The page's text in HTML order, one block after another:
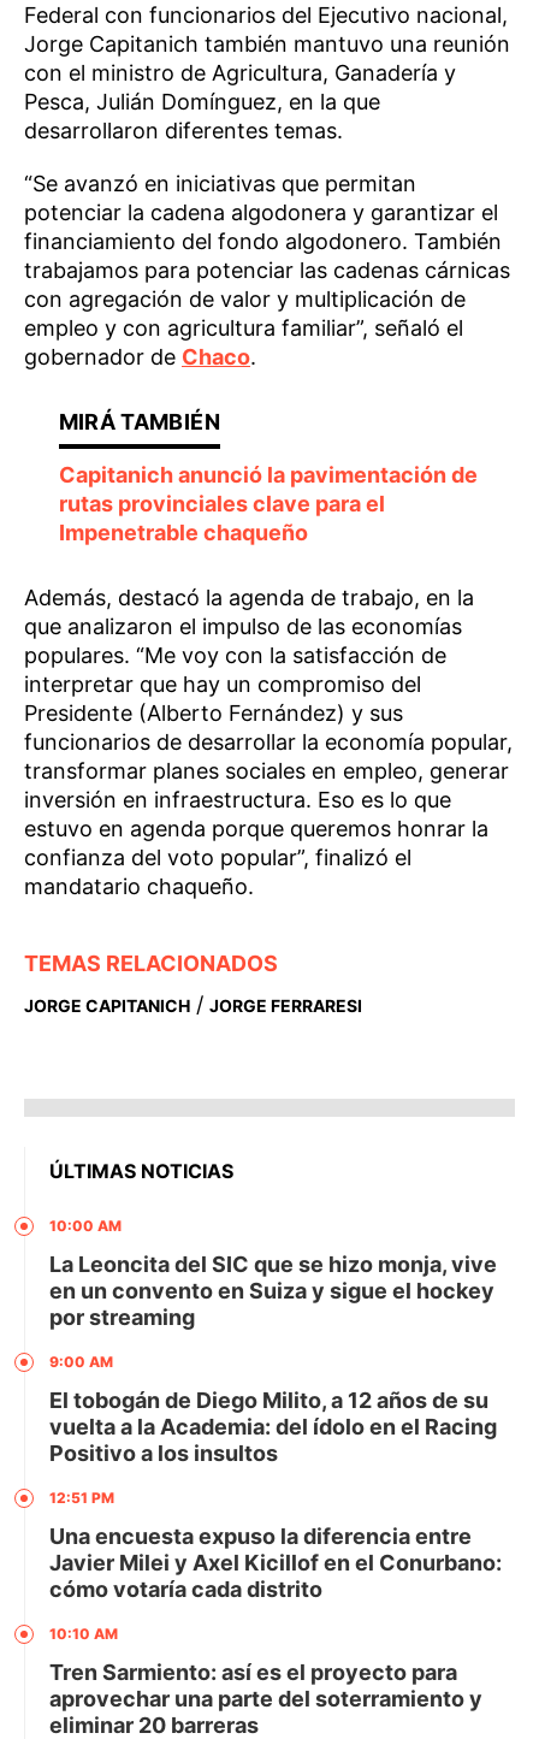
Federal con funcionarios del Ejecutivo nacional,
Jorge Capitanich también mantuvo una reunión
con el ministro de Agricultura, Ganadería y
Pesca, Julián Domínguez, en la que
desarrollaron diferentes temas.
“Se avanzó en iniciativas que permitan
potenciar la cadena algodonera y garantizar el
financiamiento del fondo algodonero. También
trabajamos para potenciar las cadenas cárnicas
con agregación de valor y multiplicación de
empleo y con agricultura familiar”, señaló el
gobernador de Chaco.
Capitanich anunció la pavimentación de
rutas provinciales clave para el
Impenetrable chaqueño
Además, destacó la agenda de trabajo, en la
que analizaron el impulso de las economías
populares. “Me voy con la satisfacción de
interpretar que hay un compromiso del
Presidente (Alberto Fernández) y sus
funcionarios de desarrollar la economía popular,
transformar planes sociales en empleo, generar
inversión en infraestructura. Eso es lo que
estuvo en agenda porque queremos honrar la
confianza del voto popular”, finalizó el
mandatario chaqueño.
TEMAS RELACIONADOS
JORGE CAPITANICH / JORGE FERRARESI
ÚLTIMAS NOTICIAS
10:00 AM
La Leoncita del SIC que se hizo monja, vive
en un convento en Suiza y sigue el hockey
por streaming
9:00 AM
El tobogán de Diego Milito, a 12 años de su
vuelta a la Academia: del ídolo en el Racing
Positivo a los insultos
12:51 PM
Una encuesta expuso la diferencia entre
Javier Milei y Axel Kicillof en el Conurbano:
cómo votaría cada distrito
10:10 AM
Tren Sarmiento: así es el proyecto para
aprovechar una parte del soterramiento y
eliminar 20 barreras